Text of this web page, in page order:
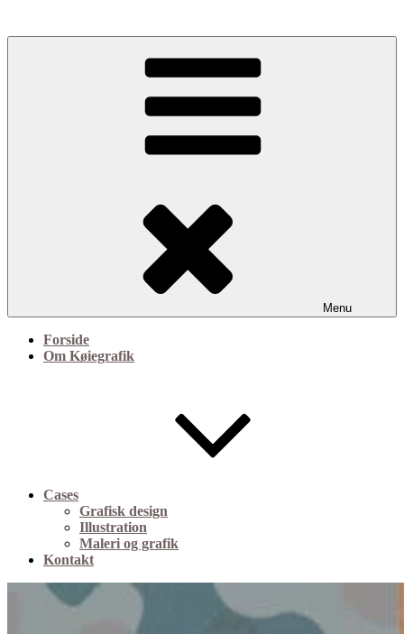
Køiegrafik
Grafisk design og illustration
Menu
Forside
Om Køiegrafik
Cases
Grafisk design
Illustration
Maleri og grafik
Kontakt